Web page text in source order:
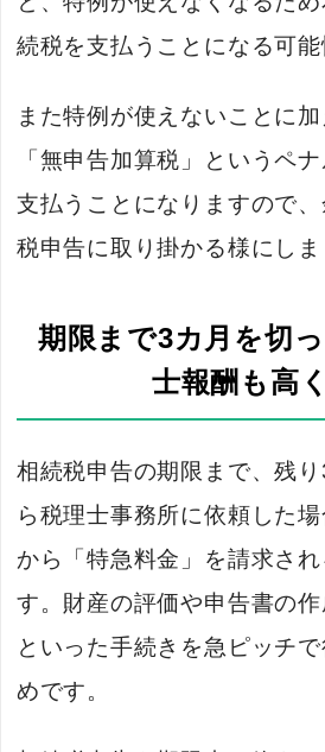
続税を支払うことになる可能
また特例が使えないことに加
「無申告加算税」というペ
支払うことになりますので
税申告に取り掛かる様にしま
期限まで3カ月を切
士報酬も高
相続税申告の期限まで、残
ら税理士事務所に依頼した
から「特急料金」を請求さ
す。財産の評価や申告書の作
といった手続きを急ピッチ
めです。